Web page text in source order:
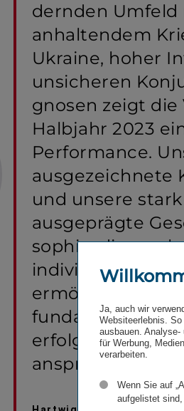
dernden Umfeld
anhaltendem
Ukraine, hoher
unsicheren
gnosen zeigt die
Halbjahr 2023
Performance.
ausgezeichnete
und unsere
ausgeprägte
sophie, die
individuell
ermöglicht,
fundamentale
erfolg­reiche
anspruchs­vollen
Ja, auch wir
Websiteerlebnis.
ausbauen.
für Werbung,
verarbeiten.
Wenn Sie auf
aufgelistet sind,